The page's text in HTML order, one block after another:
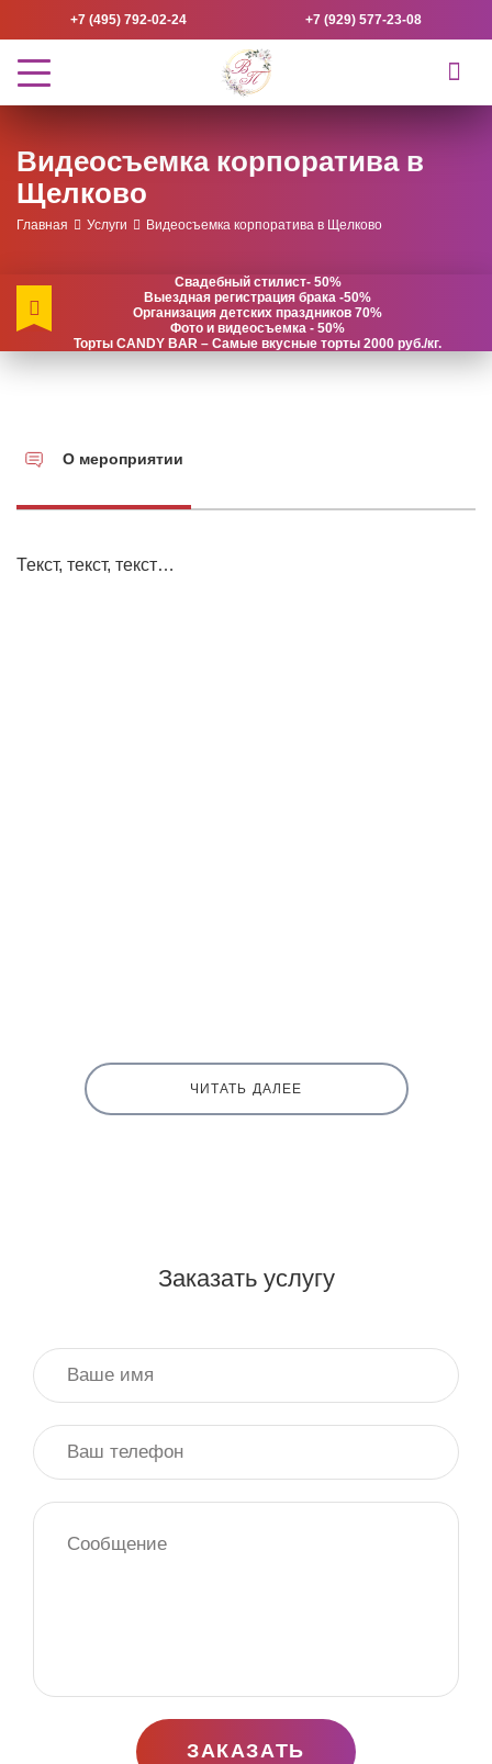
+7 (495) 792-02-24 +7 (929) 577-23-08
Видеосъемка корпоратива в
Щелково
Главная Услуги Видеосъемка корпоратива в Щелково
Свадебный стилист- 50%
Выездная регистрация брака -50%
Организация детских праздников 70%
Фото и видеосъемка - 50%
Торты CANDY BAR – Самые вкусные торты 2000 руб./кг.
О мероприятии
Текст, текст, текст…
ЧИТАТЬ ДАЛЕЕ
Заказать услугу
ЗАКАЗАТЬ